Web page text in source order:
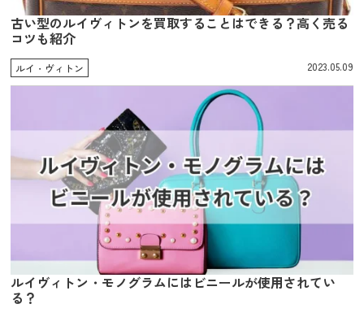
古い型のルイヴィトンを買取することはできる？高く売る
コツも紹介
ルイ・ヴィトン 2023.05.09
ルイヴィトン・モノグラムにはビニールが使用されてい
る？